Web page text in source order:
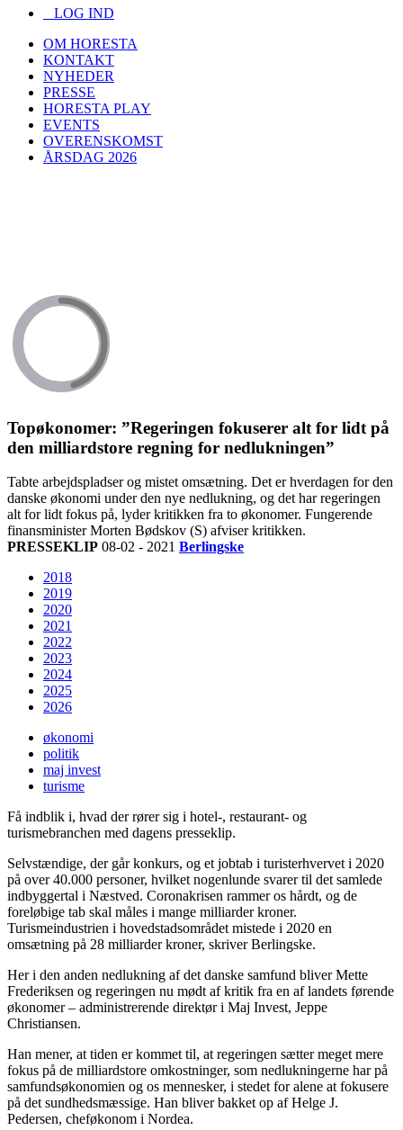
LOG IND
OM HORESTA
KONTAKT
NYHEDER
PRESSE
HORESTA PLAY
EVENTS
OVERENSKOMST
ÅRSDAG 2026
Topøkonomer: ”Regeringen fokuserer alt for lidt på
den milliardstore regning for nedlukningen”
Tabte arbejdspladser og mistet omsætning. Det er hverdagen for den
danske økonomi under den nye nedlukning, og det har regeringen
alt for lidt fokus på, lyder kritikken fra to økonomer. Fungerende
finansminister Morten Bødskov (S) afviser kritikken.
PRESSEKLIP 08-02 - 2021 Berlingske
2018
2019
2020
2021
2022
2023
2024
2025
2026
økonomi
politik
maj invest
turisme
Få indblik i, hvad der rører sig i hotel-, restaurant- og
turismebranchen med dagens presseklip.
Selvstændige, der går konkurs, og et jobtab i turisterhvervet i 2020
på over 40.000 personer, hvilket nogenlunde svarer til det samlede
indbyggertal i Næstved. Coronakrisen rammer os hårdt, og de
foreløbige tab skal måles i mange milliarder kroner.
Turismeindustrien i hovedstadsområdet mistede i 2020 en
omsætning på 28 milliarder kroner, skriver Berlingske.
Her i den anden nedlukning af det danske samfund bliver Mette
Frederiksen og regeringen nu mødt af kritik fra en af landets førende
økonomer – administrerende direktør i Maj Invest, Jeppe
Christiansen.
Han mener, at tiden er kommet til, at regeringen sætter meget mere
fokus på de milliardstore omkostninger, som nedlukningerne har på
samfundsøkonomien og os mennesker, i stedet for alene at fokusere
på det sundhedsmæssige. Han bliver bakket op af Helge J.
Pedersen, cheføkonom i Nordea.